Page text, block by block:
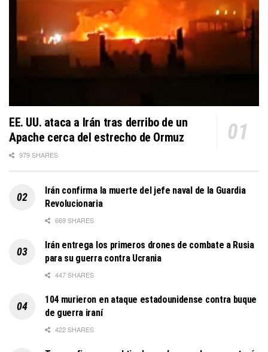
EE. UU. ataca a Irán tras derribo de un
Apache cerca del estrecho de Ormuz
979 SHARES
Irán confirma la muerte del jefe naval de la Guardia
Revolucionaria
669 SHARES
Irán entrega los primeros drones de combate a Rusia
para su guerra contra Ucrania
447 SHARES
104 murieron en ataque estadounidense contra buque
de guerra iraní
422 SHARES